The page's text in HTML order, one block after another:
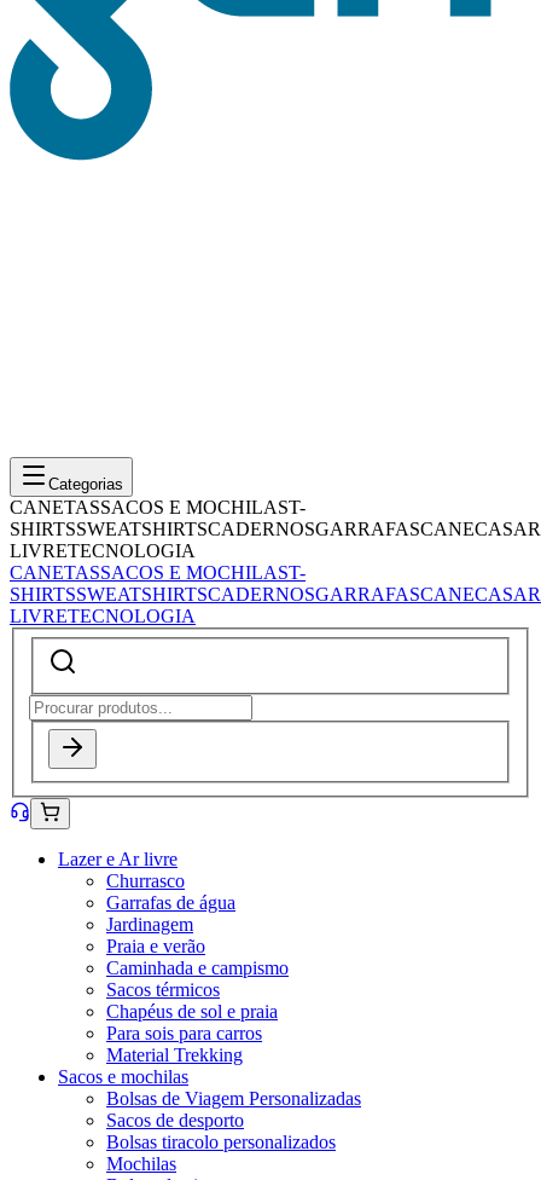
Categorias
CANETASSACOS E MOCHILAST-
SHIRTSSWEATSHIRTSCADERNOSGARRAFASCANECASAR
LIVRETECNOLOGIA
CANETASSACOS E MOCHILAST-
SHIRTSSWEATSHIRTSCADERNOSGARRAFASCANECASAR
LIVRETECNOLOGIA
Lazer e Ar livre
Churrasco
Garrafas de água
Jardinagem
Praia e verão
Caminhada e campismo
Sacos térmicos
Chapéus de sol e praia
Para sois para carros
Material Trekking
Sacos e mochilas
Bolsas de Viagem Personalizadas
Sacos de desporto
Bolsas tiracolo personalizados
Mochilas